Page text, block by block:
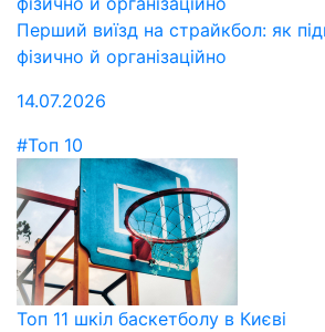
Перший виїзд на страйкбол: як
фізично й організаційно
14.07.2026
#Топ 10
Топ 11 шкіл баскетболу в Києві